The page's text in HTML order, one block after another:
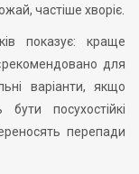
частіше хворіє.
показує: краще
для
варіанти, якщо
посухостійкі
перепади